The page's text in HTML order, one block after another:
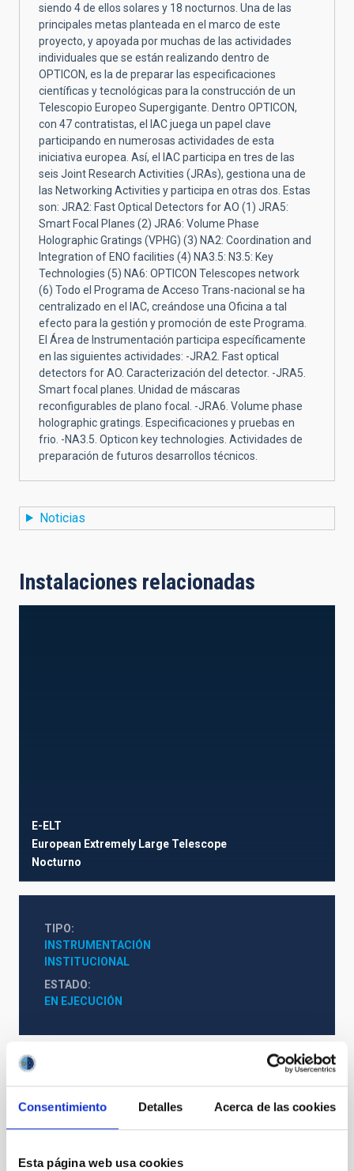
Consentimiento Detalles Acerca de las cookies
Esta página web usa cookies
siendo 4 de ellos solares y 18 nocturnos. Una de las
principales metas planteada en el marco de este
proyecto, y apoyada por muchas de las actividades
individuales que se están realizando dentro de
OPTICON, es la de preparar las especificaciones
científicas y tecnológicas para la construcción de un
Telescopio Europeo Supergigante. Dentro OPTICON,
con 47 contratistas, el IAC juega un papel clave
participando en numerosas actividades de esta
iniciativa europea. Así, el IAC participa en tres de las
seis Joint Research Activities (JRAs), gestiona una de
las Networking Activities y participa en otras dos. Estas
son: JRA2: Fast Optical Detectors for AO (1) JRA5:
Smart Focal Planes (2) JRA6: Volume Phase
Holographic Gratings (VPHG) (3) NA2: Coordination and
Integration of ENO facilities (4) NA3.5: N3.5: Key
Technologies (5) NA6: OPTICON Telescopes network
(6) Todo el Programa de Acceso Trans-nacional se ha
centralizado en el IAC, creándose una Oficina a tal
efecto para la gestión y promoción de este Programa.
El Área de Instrumentación participa específicamente
en las siguientes actividades: -JRA2. Fast optical
detectors for AO. Caracterización del detector. -JRA5.
Smart focal planes. Unidad de máscaras
reconfigurables de plano focal. -JRA6. Volume phase
holographic gratings. Especificaciones y pruebas en
frio. -NA3.5. Opticon key technologies. Actividades de
preparación de futuros desarrollos técnicos.
Noticias
Instalaciones relacionadas
E-ELT
European Extremely Large Telescope
Nocturno
TIPO
INSTRUMENTACIÓN
INSTITUCIONAL
ESTADO
EN EJECUCIÓN
Telescopios